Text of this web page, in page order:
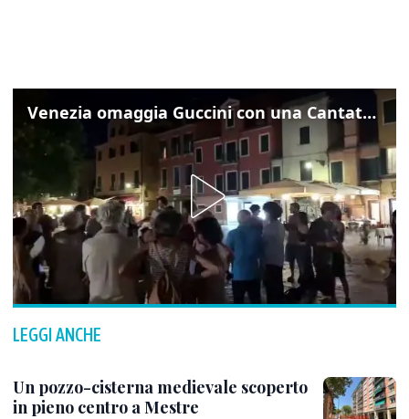
Venezia omaggia Guccini con una Cantata Anarchica in campo Santa Margherita
LEGGI ANCHE
Un pozzo-cisterna medievale scoperto
in pieno centro a Mestre